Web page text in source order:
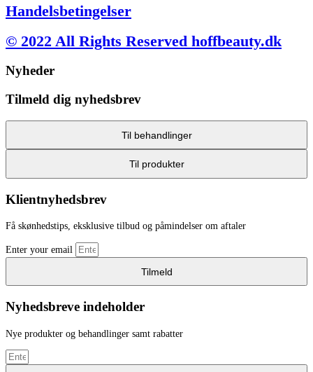
Handelsbetingelser
© 2022 All Rights Reserved hoffbeauty.dk
Nyheder
Tilmeld dig nyhedsbrev
Til behandlinger
Til produkter
Klientnyhedsbrev
Få skønhedstips, eksklusive tilbud og påmindelser om aftaler
Enter your email
Tilmeld
Nyhedsbreve indeholder
Nye produkter og behandlinger samt rabatter